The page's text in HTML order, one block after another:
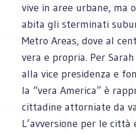
vive in aree urbane, ma
abita gli sterminati
Metro Areas, dove al
vera e propria. Per
alla vice presidenza e
la “vera America” è
cittadine attorniate da
L’avversione per le